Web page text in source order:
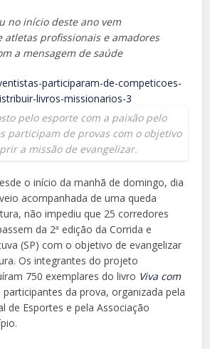
no início deste ano vem
profissionais e amadores
a mensagem de saúde
pelo esporte com a paixão pelo
participam de provas com o objetivo
a missão de evangelizar.
o início da manhã de domingo, dia
acompanhada de uma queda
não impediu que 25 corredores
da 2ª edição da Corrida e
(SP) com o objetivo de evangelizar
Os integrantes do projeto
750 exemplares do livro Viva com
participantes da prova, organizada pela
de Esportes e pela Associação